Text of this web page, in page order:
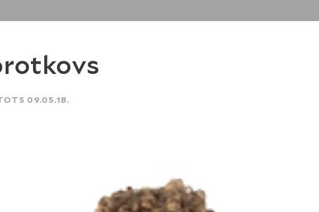
09.05.18.